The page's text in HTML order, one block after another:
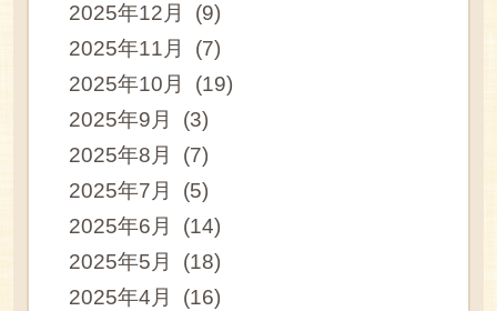
2025年12月 (9)
2025年11月 (7)
2025年10月 (19)
2025年9月 (3)
2025年8月 (7)
2025年7月 (5)
2025年6月 (14)
2025年5月 (18)
2025年4月 (16)